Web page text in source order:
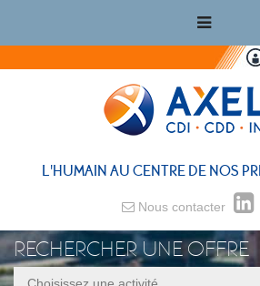
L'HUMAIN AU CENTRE DE NOS
Nous contacter
RECHERCHER UNE OFFRE